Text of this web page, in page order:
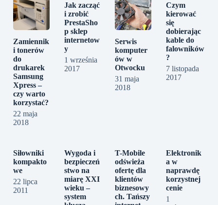
Zamiennik
i tonerów
do
drukarek
Samsung
Xpress –
czy warto
korzystać?
22 maja
2018
Jak zacząć
i zrobić
PrestaSho
p sklep
internetow
y
1 września
2017
Serwis
komputer
ów w
Otwocku
31 maja
2018
Czym
kierować
się
dobierając
kable do
falowników
?
7 listopada
2017
Siłowniki
kompakto
we
22 lipca
2011
Wygoda i
bezpieczeń
stwo na
miarę XXI
wieku –
system
T-Mobile
odświeża
ofertę dla
klientów
biznesowy
ch. Tańszy
Elektronik
a w
naprawdę
korzystnej
cenie
1